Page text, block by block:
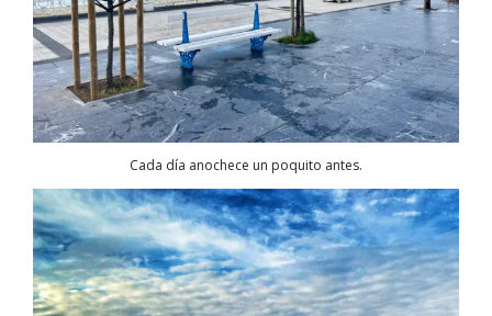
Cada día anochece un poquito antes.